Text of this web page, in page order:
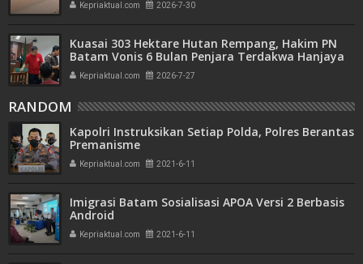
Kepriaktual.com 2026-7-30
Kuasai 303 Hektare Hutan Rempang, Hakim PN
Batam Vonis 6 Bulan Penjara Terdakwa Hanjaya
Kepriaktual.com 2026-7-27
RANDOM
Kapolri Instruksikan Setiap Polda, Polres Berantas
Premanisme
Kepriaktual.com 2021-6-11
Imigrasi Batam Sosialisasi APOA Versi 2 Berbasis
Android
Kepriaktual.com 2021-6-11